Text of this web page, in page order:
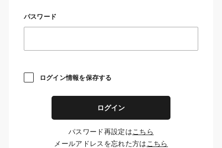
パスワード
ログイン情報を保存する
ログイン
パスワード再設定はこちら
メールアドレスを忘れた方は こちら